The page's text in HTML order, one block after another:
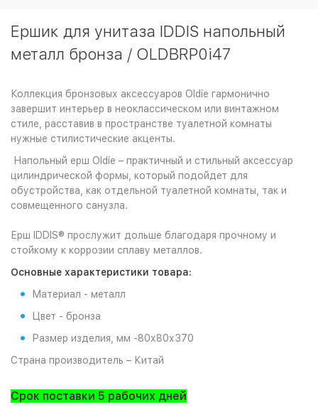
Ершик для унитаза IDDIS напольный
металл бронза / OLDBRP0i47
Коллекция бронзовых аксессуаров Oldie гармонично
завершит интерьер в неоклассическом или винтажном
стиле, расставив в пространстве туалетной комнаты
нужные стилистические акценты.
Напольный ерш Oldie – практичный и стильный аксессуар
цилиндрической формы, который подойдет для
обустройства, как отдельной туалетной комнаты, так и
совмещенного санузла.
Ерш IDDIS® прослужит дольше благодаря прочному и
стойкому к коррозии сплаву металлов.
Основные характеристики товара:
Материал - металл
Цвет - бронза
Размер изделия, мм -80х80х370
Страна производитель – Китай
Срок поставки 5 рабочих дней